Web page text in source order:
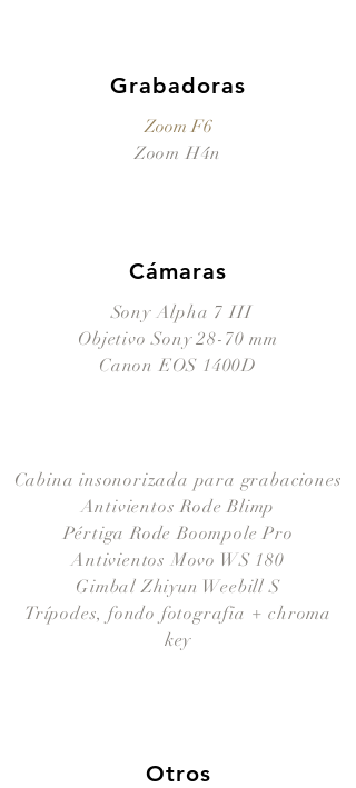
Grabadoras
Zoom F6
Zoom H4n
Cámaras
sSony Alpha 7 III
Objetivo Sony 28-70 mm
Canon EOS 1400D
Cabina insonorizada para grabaciones
Antivientos Rode Blimp
Pértiga Rode Boompole Pro
Antivientos Movo WS 180
Gimbal Zhiyun Weebill S
Trípodes, fondo fotografia + chroma
key
Otros